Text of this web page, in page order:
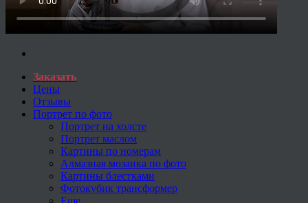
Заказать
Цены
Отзывы
Портрет по фото
Портрет на холсте
Портрет маслом
Картины по номерам
Алмазная мозаика по фото
Картины блестками
Фотокубик трансформер
Еще